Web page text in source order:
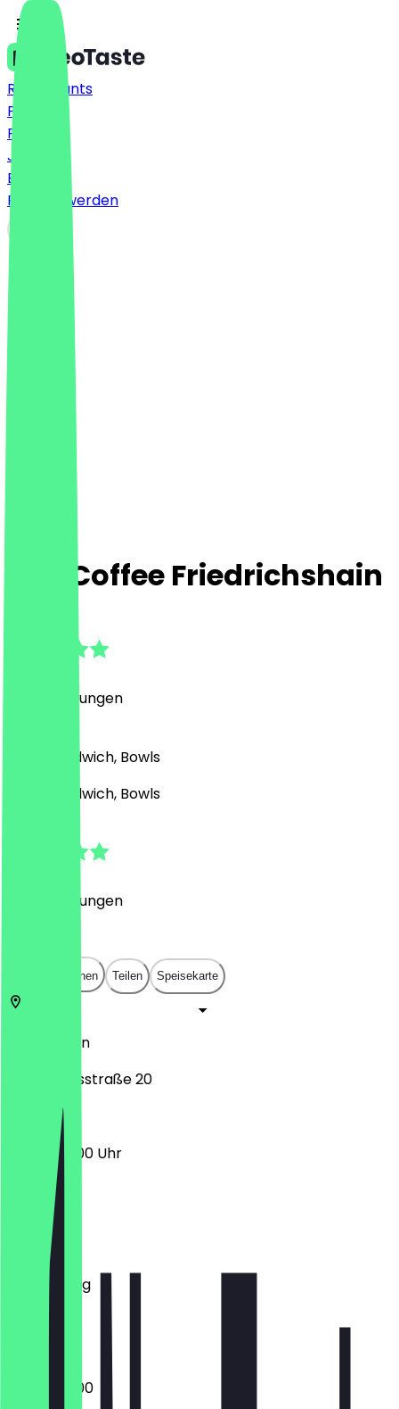
Restaurants
Preise
FAQ
Jobs
Blog
Partner werden
Fesi Coffee Friedrichshain
Bewertungen
Café, Sandwich, Bowls
Café, Sandwich, Bowls
Bewertungen
In App öffnen Teilen Speisekarte
Berlin
Kopernikusstraße 20
08:30 - 18:00 Uhr
Montag
Dienstag
Mittwoch
Donnerstag
Freitag
08:30 - 18:00